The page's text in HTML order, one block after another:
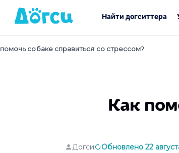
Найти догситтера
собаке справиться со стрессом?
Как
Догси Обновлено 22